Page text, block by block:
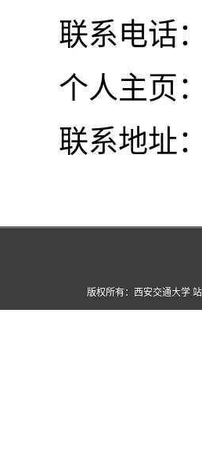
联系电话
个人主页
联系地址
版权所有：西安交通大学